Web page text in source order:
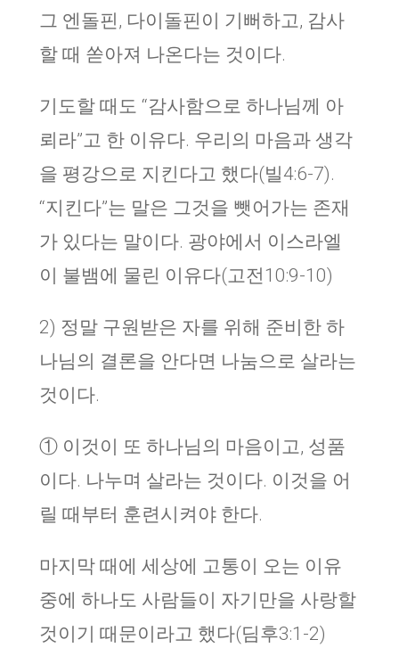
그 엔돌핀, 다이돌핀이 기뻐하고, 감사
할 때 쏟아져 나온다는 것이다.
기도할 때도 “감사함으로 하나님께 아
뢰라”고 한 이유다. 우리의 마음과 생각
을 평강으로 지킨다고 했다(빌4:6-7).
“지킨다”는 말은 그것을 뺏어가는 존재
가 있다는 말이다. 광야에서 이스라엘
이 불뱀에 물린 이유다(고전10:9-10)
2) 정말 구원받은 자를 위해 준비한 하
나님의 결론을 안다면 나눔으로 살라는
것이다.
① 이것이 또 하나님의 마음이고, 성품
이다. 나누며 살라는 것이다. 이것을 어
릴 때부터 훈련시켜야 한다.
마지막 때에 세상에 고통이 오는 이유
중에 하나도 사람들이 자기만을 사랑할
것이기 때문이라고 했다(딤후3:1-2)